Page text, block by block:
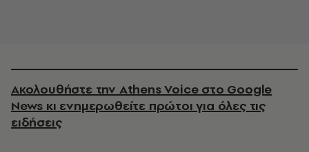
Ακολουθήστε την Athens Voice στο Google
News κι ενημερωθείτε πρώτοι για όλες τις
ειδήσεις